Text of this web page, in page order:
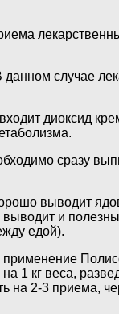
случае
диоксид
сразу
выводит
выводит и
едой).
применение
1 кг веса,
на 2-3 приема,